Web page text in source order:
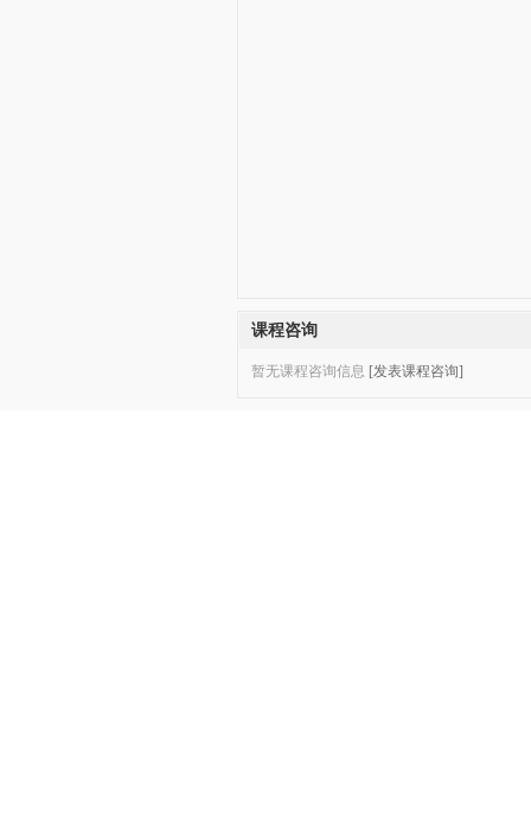
课程咨询
暂无课程咨询信息 [发表课程咨询]